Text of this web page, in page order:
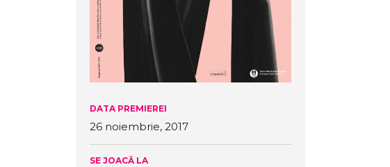
DATA PREMIEREI
26 noiembrie, 2017
SE JOACĂ LA